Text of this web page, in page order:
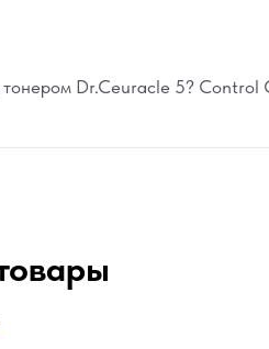
Dr.Ceuracle 5? Control